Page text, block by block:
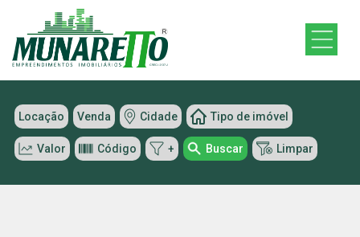
Locação Venda Cidade Tipo de imóvel
Valor Código + Buscar Limpar